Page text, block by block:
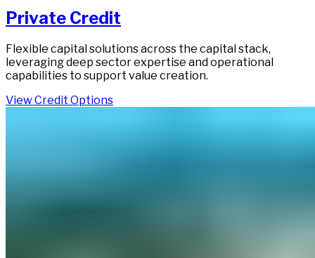
Private Credit​​​​‌ ‍ ​‍​‍‌‍ ‌ ​‍‌‍‍‌‌‍‌ ‌‍‍‌‌‍ ‍​‍​‍​ ‍‍​‍​‍‌ ​ ‌‍​‌‌‍ ‍‌‍‍‌‌ ‌​‌ ‍‌​‍ ‍‌‍‍‌‌‍ ​‍​‍​‍ ​​‍​‍‌‍‍​‌ ​‍‌‍‌‌‌‍‌‍​‍​‍​ ‍‍​‍​‍‌‍‍​‌ ‌​‌ ‌​‌ ​​‌ ​ ​ ‍‍​‍ ​‍ ‌‍ ​​‍ ‌‌‍​‌‌‍ ‍‌‍‌​​‍ ‌‌ ​‍​‍ ‌‌‍‍​‌‍ ‌ ‌​‌‍‌‌‌‍ ​‌ ​ ​‍ ‌‌ ​ ‌ ‌​‌ ‌‌‌‍‌​‌‍‍‌‌‍ ​‍ ‍‌ ‌‍‌‍‌‌‌ ​‍‌‍​ ‌‍‌‌‌‍ ​​‍ ‍‌‍​‌‌ ​​‌ ​​​‍ ‌‍‍‌‌‍ ‍‌ ‌​‌‍‌‌‌‍ ‍‌ ‌​​‍ ‌‍‌‌‌‍‌​‌‍‍‌‌ ‌​​‍ ‌‍ ‌‌‍ ‌‍‌​‌‍‌‌​ ‌‌ ​​‌ ​‍‌‍‌‌‌ ​ ‌‍‌‌‌‍ ‍‌ ‌​‌‍​‌‌ ‌​‌‍‍‌‌‍ ‌‍ ‍​ ‍ ‌‍‍‌‌‍‌​​ ‌​ ‌​​ ​​​ ‌‍‌‍​‍​ ‌‌‌‍​‍​ ‌‌​ ‌​​‍ ‌‌‍​‍​ ‌ ​ ‌‌​ ​‍​‍ ‌​ ‌​​ ‌ ​ ‌​​ ‌​​‍ ‌‌‍​‍​ ​​‌‍‌​‌‍​ ​‍ ‌‌‍‌‍‌‍​ ​ ‌‌‌‍​‌​ ​‍‌‍‌​​ ‌‍‌‍​‌‌‍‌‍‌‍​‌‌‍​‌​ ‌‌​ ‍ ‌ ‌​‌ ‍‌‌ ​​‌‍‌‌​ ‌‌‍​ ‌‍ ‌ ​‍‌ ​​‌‍ ‌ ​‍‌‍​‌‌ ‌​‌‍‌‌‌‌​​‌‍​‌‌‍‌ ‌‍‌‌​ ‍ ‌ ​​‌‍​‌‌ ‌​‌‍‍​​ ‌‌ ​​‌‍​‌‌‍‌ ‌‍‌‌‌​​‍‌ ‌‌‌‍‍‌‌‍ ​‌‍‌​‌‍‌‌‌ ​‍​‍‌‌​ ‌‌‌​​‍‌‌ ‌‍‍ ‌‍‌‌‌ ‍‌​‍‌‌​ ​ ‌​‌​​‍‌‌​ ​ ‌​‌​​‍‌‌​ ​‍​ ​‍‌‍​‌‌‍​‌​ ​‌​ ‍​​ ‌ ​ ‍​‌‍​‌​ ‍​​ ‌ ​ ​‌​ ​​​ ‌ ​‍‌‌​ ​‍​ ​‍​‍‌‌​ ‌‌‌​‌​​‍ ‍‌‍​ ‌‍​‌‌ ​‍‌‍‌​‌ ​ ​‍‌‌​ ‌‌‌​​‍‌‌ ‌‍‍ ‌‍‌‌‌ ‍‌​‍‌‌​ ​ ‌​‌​​‍‌‌​ ​ ‌​‌​​‍‌‌​ ​‍​ ​‍​ ​‌​ ​ ​ ‍‌‌‍‌‍‌‍​‍​ ​‌​ ‌‍​ ‍​‌‍‌‍​ ‍​​ ​ ​ ​​​‍‌‌​ ​‍​ ​‍​‍‌‌​ ‌‌‌​‌​​‍ ‍‌ ‌​‌‍‍‌‌ ‌​‌‍ ​‌‍‌‌​ ‌‍​‍‌‍​‌‌ ​ ‌‍‌‌‌‌‌‌‌ ​‍‌‍ ​​ ‌‌‍‍​‌ ‌​‌ ‌​‌ ​​‌ ​ ​‍‌‌​ ​ ‌​​‌​‍‌‌​ ​‍‌​‌‍​‍‌‌​ ​‍‌​‌‍‌‍ ​​‍ ‌‌‍​‌‌‍ ‍‌‍‌​​‍ ‌‌ ​‍​‍ ‌‌‍‍​‌‍ ‌ ‌​‌‍‌‌‌‍ ​‌ ​ ​‍ ‌‌ ​ ‌ ‌​‌ ‌‌‌‍‌​‌‍‍‌‌‍ ​‍ ‍‌ ‌‍‌‍‌‌‌ ​‍‌‍​ ‌‍‌‌‌‍ ​​‍ ‍‌‍​‌‌ ​​‌ ​​​‍‌‍‌‍‍‌‌‍‌​​ ‌​ ‌​​ ​​​ ‌‍‌‍​‍​ ‌‌‌‍​‍​ ‌‌​ ‌​​‍ ‌‌‍​‍​ ‌ ​ ‌‌​ ​‍​‍ ‌​ ‌​​ ‌ ​ ‌​​ ‌​​‍ ‌‌‍​‍​ ​​‌‍‌​‌‍​ ​‍ ‌‌‍‌‍‌‍​ ​ ‌‌‌‍​‌​ ​‍‌‍‌​​ ‌‍‌‍​‌‌‍‌‍‌‍​‌‌‍​‌​ ‌‌​‍‌‍‌ ‌​‌ ‍‌‌ ​​‌‍‌‌​ ‌‌‍​ ‌‍ ‌ ​‍‌ ​​‌‍ ‌ ​‍‌‍​‌‌ ‌​‌‍‌‌‌‌​​‌‍​‌‌‍‌ ‌‍‌‌​‍‌‍‌ ​​‌‍​‌‌ ‌​‌‍‍​​ ‌‌ ​​‌‍​‌‌‍‌ ‌‍‌‌‌​​‍‌ ‌‌‌‍‍‌‌‍ ​‌‍‌​‌‍‌‌‌ ​‍​‍‌‌​ ‌‌‌​​‍‌‌ ‌‍‍ ‌‍‌‌‌ ‍‌​‍‌‌​ ​ ‌​‌​​‍‌‌​ ​ ‌​‌​​‍‌‌​ ​‍​ ​‍‌‍​‌‌‍​‌​ ​‌​ ‍​​ ‌ ​ ‍​‌‍​‌​ ‍​​ ‌ ​ ​‌​ ​​​ ‌ ​‍‌‌​ ​‍​ ​‍​‍‌‌​ ‌‌‌​‌​​‍ ‍‌‍​ ‌‍​‌‌ ​‍‌‍‌​‌ ​ ​‍‌‌​ ‌‌‌​​‍‌‌ ‌‍‍ ‌‍‌‌‌ ‍‌​‍‌‌​ ​ ‌​‌​​‍‌‌​ ​ ‌​‌​​‍‌‌​ ​‍​ ​‍​ ​‌​ ​ ​ ‍‌‌‍‌‍‌‍​‍​ ​‌​ ‌‍​ ‍​‌‍‌‍​ ‍​​ ​ ​ ​​​‍‌‌​ ​‍​ ​‍​‍‌‌​ ‌‌‌​‌​​‍ ‍‌ ‌​‌‍‍‌‌ ‌​‌‍ ​‌‍‌‌​‍‌‍‌ ​​‌‍‌‌‌ ​‍‌ ​ ‌ ​​‌‍‌‌‌‍​ ‌ ‌​‌‍‍‌‌ ‌‍‌‍‌‌​ ‌‌ ​​‌ ‌‌‌‍​‍‌‍ ​‌‍‍‌‌ ​ ‌‍‍​‌‍‌‌‌‍‌​​‍​‍‌ ‌
Flexible capital solutions across the capital stack,
leveraging deep sector expertise and operational
capabilities to support value creation.​​​​‌ ‍ ​‍​‍‌‍ ‌ ​‍‌‍‍‌‌‍‌ ‌‍‍‌‌‍ ‍​‍​‍​ ‍‍​‍​‍‌ ​ ‌‍​‌‌‍ ‍‌‍‍‌‌ ‌​‌ ‍‌​‍ ‍‌‍‍‌‌‍ ​‍​‍​‍ ​​‍​‍‌‍‍​‌ ​‍‌‍‌‌‌‍‌‍​‍​‍​ ‍‍​‍​‍‌‍‍​‌ ‌​‌ ‌​‌ ​​‌ ​ ​ ‍‍​‍ ​‍ ‌‍ ​​‍ ‌‌‍​‌‌‍ ‍‌‍‌​​‍ ‌‌ ​‍​‍ ‌‌‍‍​‌‍ ‌ ‌​‌‍‌‌‌‍ ​‌ ​ ​‍ ‌‌ ​ ‌ ‌​‌ ‌‌‌‍‌​‌‍‍‌‌‍ ​‍ ‍‌ ‌‍‌‍‌‌‌ ​‍‌‍​ ‌‍‌‌‌‍ ​​‍ ‍‌‍​‌‌ ​​‌ ​​​‍ ‌‍‍‌‌‍ ‍‌ ‌​‌‍‌‌‌‍ ‍‌ ‌​​‍ ‌‍‌‌‌‍‌​‌‍‍‌‌ ‌​​‍ ‌‍ ‌‌‍ ‌‍‌​‌‍‌‌​ ‌‌ ​​‌ ​‍‌‍‌‌‌ ​ ‌‍‌‌‌‍ ‍‌ ‌​‌‍​‌‌ ‌​‌‍‍‌‌‍ ‌‍ ‍​ ‍ ‌‍‍‌‌‍‌​​ ‌​ ‌​​ ​​​ ‌‍‌‍​‍​ ‌‌‌‍​‍​ ‌‌​ ‌​​‍ ‌‌‍​‍​ ‌ ​ ‌‌​ ​‍​‍ ‌​ ‌​​ ‌ ​ ‌​​ ‌​​‍ ‌‌‍​‍​ ​​‌‍‌​‌‍​ ​‍ ‌‌‍‌‍‌‍​ ​ ‌‌‌‍​‌​ ​‍‌‍‌​​ ‌‍‌‍​‌‌‍‌‍‌‍​‌‌‍​‌​ ‌‌​ ‍ ‌ ‌​‌ ‍‌‌ ​​‌‍‌‌​ ‌‌‍​ ‌‍ ‌ ​‍‌ ​​‌‍ ‌ ​‍‌‍​‌‌ ‌​‌‍‌‌‌‌​​‌‍​‌‌‍‌ ‌‍‌‌​ ‍ ‌ ​​‌‍​‌‌ ‌​‌‍‍​​ ‌‌ ​​‌‍​‌‌‍‌ ‌‍‌‌‌​​‍‌ ‌‌‌‍‍‌‌‍ ​‌‍‌​‌‍‌‌‌ ​‍​‍‌‌​ ‌‌‌​​‍‌‌ ‌‍‍ ‌‍‌‌‌ ‍‌​‍‌‌​ ​ ‌​‌​​‍‌‌​ ​ ‌​‌​​‍‌‌​ ​‍​ ​‍‌‍​‌‌‍​‌​ ​‌​ ‍​​ ‌ ​ ‍​‌‍​‌​ ‍​​ ‌ ​ ​‌​ ​​​ ‌ ​‍‌‌​ ​‍​ ​‍​‍‌‌​ ‌‌‌​‌​​‍ ‍‌‍​ ‌‍​‌‌ ​‍‌‍‌​‌ ​ ​‍‌‌​ ‌‌‌​​‍‌‌ ‌‍‍ ‌‍‌‌‌ ‍‌​‍‌‌​ ​ ‌​‌​​‍‌‌​ ​ ‌​‌​​‍‌‌​ ​‍​ ​‍​ ​‌​ ​ ​ ‍‌‌‍‌‍‌‍​‍​ ​‌​ ‌‍​ ‍​‌‍‌‍​ ‍​​ ​ ​ ​​​‍‌‌​ ​‍​ ​‍​‍‌‌​ ‌‌‌​‌​​‍ ‍‌‍‌‌‌ ‍​‌‍​ ‌‍‌‌‌ ​‍‌ ​​‌ ‌​​ ‌‍​‍‌‍​‌‌ ​ ‌‍‌‌‌‌‌‌‌ ​‍‌‍ ​​ ‌‌‍‍​‌ ‌​‌ ‌​‌ ​​‌ ​ ​‍‌‌​ ​ ‌​​‌​‍‌‌​ ​‍‌​‌‍​‍‌‌​ ​‍‌​‌‍‌‍ ​​‍ ‌‌‍​‌‌‍ ‍‌‍‌​​‍ ‌‌ ​‍​‍ ‌‌‍‍​‌‍ ‌ ‌​‌‍‌‌‌‍ ​‌ ​ ​‍ ‌‌ ​ ‌ ‌​‌ ‌‌‌‍‌​‌‍‍‌‌‍ ​‍ ‍‌ ‌‍‌‍‌‌‌ ​‍‌‍​ ‌‍‌‌‌‍ ​​‍ ‍‌‍​‌‌ ​​‌ ​​​‍‌‍‌‍‍‌‌‍‌​​ ‌​ ‌​​ ​​​ ‌‍‌‍​‍​ ‌‌‌‍​‍​ ‌‌​ ‌​​‍ ‌‌‍​‍​ ‌ ​ ‌‌​ ​‍​‍ ‌​ ‌​​ ‌ ​ ‌​​ ‌​​‍ ‌‌‍​‍​ ​​‌‍‌​‌‍​ ​‍ ‌‌‍‌‍‌‍​ ​ ‌‌‌‍​‌​ ​‍‌‍‌​​ ‌‍‌‍​‌‌‍‌‍‌‍​‌‌‍​‌​ ‌‌​‍‌‍‌ ‌​‌ ‍‌‌ ​​‌‍‌‌​ ‌‌‍​ ‌‍ ‌ ​‍‌ ​​‌‍ ‌ ​‍‌‍​‌‌ ‌​‌‍‌‌‌‌​​‌‍​‌‌‍‌ ‌‍‌‌​‍‌‍‌ ​​‌‍​‌‌ ‌​‌‍‍​​ ‌‌ ​​‌‍​‌‌‍‌ ‌‍‌‌‌​​‍‌ ‌‌‌‍‍‌‌‍ ​‌‍‌​‌‍‌‌‌ ​‍​‍‌‌​ ‌‌‌​​‍‌‌ ‌‍‍ ‌‍‌‌‌ ‍‌​‍‌‌​ ​ ‌​‌​​‍‌‌​ ​ ‌​‌​​‍‌‌​ ​‍​ ​‍‌‍​‌‌‍​‌​ ​‌​ ‍​​ ‌ ​ ‍​‌‍​‌​ ‍​​ ‌ ​ ​‌​ ​​​ ‌ ​‍‌‌​ ​‍​ ​‍​‍‌‌​ ‌‌‌​‌​​‍ ‍‌‍​ ‌‍​‌‌ ​‍‌‍‌​‌ ​ ​‍‌‌​ ‌‌‌​​‍‌‌ ‌‍‍ ‌‍‌‌‌ ‍‌​‍‌‌​ ​ ‌​‌​​‍‌‌​ ​ ‌​‌​​‍‌‌​ ​‍​ ​‍​ ​‌​ ​ ​ ‍‌‌‍‌‍‌‍​‍​ ​‌​ ‌‍​ ‍​‌‍‌‍​ ‍​​ ​ ​ ​​​‍‌‌​ ​‍​ ​‍​‍‌‌​ ‌‌‌​‌​​‍ ‍‌‍‌‌‌ ‍​‌‍​ ‌‍‌‌‌ ​‍‌ ​​‌ ‌​​‍‌‍‌ ​​‌‍‌‌‌ ​‍‌ ​ ‌ ​​‌‍‌‌‌‍​ ‌ ‌​‌‍‍‌‌ ‌‍‌‍‌‌​ ‌‌ ​​‌ ‌‌‌‍​‍‌‍ ​‌‍‍‌‌ ​ ‌‍‍​‌‍‌‌‌‍‌​​‍​‍‌ ‌
View Credit Options​​​​‌ ‍ ​‍​‍‌‍ ‌ ​‍‌‍‍‌‌‍‌ ‌‍‍‌‌‍ ‍​‍​‍​ ‍‍​‍​‍‌ ​ ‌‍​‌‌‍ ‍‌‍‍‌‌ ‌​‌ ‍‌​‍ ‍‌‍‍‌‌‍ ​‍​‍​‍ ​​‍​‍‌‍‍​‌ ​‍‌‍‌‌‌‍‌‍​‍​‍​ ‍‍​‍​‍‌‍‍​‌ ‌​‌ ‌​‌ ​​‌ ​ ​ ‍‍​‍ ​‍ ‌‍ ​​‍ ‌‌‍​‌‌‍ ‍‌‍‌​​‍ ‌‌ ​‍​‍ ‌‌‍‍​‌‍ ‌ ‌​‌‍‌‌‌‍ ​‌ ​ ​‍ ‌‌ ​ ‌ ‌​‌ ‌‌‌‍‌​‌‍‍‌‌‍ ​‍ ‍‌ ‌‍‌‍‌‌‌ ​‍‌‍​ ‌‍‌‌‌‍ ​​‍ ‍‌‍​‌‌ ​​‌ ​​​‍ ‌‍‍‌‌‍ ‍‌ ‌​‌‍‌‌‌‍ ‍‌ ‌​​‍ ‌‍‌‌‌‍‌​‌‍‍‌‌ ‌​​‍ ‌‍ ‌‌‍ ‌‍‌​‌‍‌‌​ ‌‌ ​​‌ ​‍‌‍‌‌‌ ​ ‌‍‌‌‌‍ ‍‌ ‌​‌‍​‌‌ ‌​‌‍‍‌‌‍ ‌‍ ‍​ ‍ ‌‍‍‌‌‍‌​​ ‌​ ‌​​ ​​​ ‌‍‌‍​‍​ ‌‌‌‍​‍​ ‌‌​ ‌​​‍ ‌‌‍​‍​ ‌ ​ ‌‌​ ​‍​‍ ‌​ ‌​​ ‌ ​ ‌​​ ‌​​‍ ‌‌‍​‍​ ​​‌‍‌​‌‍​ ​‍ ‌‌‍‌‍‌‍​ ​ ‌‌‌‍​‌​ ​‍‌‍‌​​ ‌‍‌‍​‌‌‍‌‍‌‍​‌‌‍​‌​ ‌‌​ ‍ ‌ ‌​‌ ‍‌‌ ​​‌‍‌‌​ ‌‌‍​ ‌‍ ‌ ​‍‌ ​​‌‍ ‌ ​‍‌‍​‌‌ ‌​‌‍‌‌‌‌​​‌‍​‌‌‍‌ ‌‍‌‌​ ‍ ‌ ​​‌‍​‌‌ ‌​‌‍‍​​ ‌‌ ​​‌‍​‌‌‍‌ ‌‍‌‌‌​​‍‌ ‌‌‌‍‍‌‌‍ ​‌‍‌​‌‍‌‌‌ ​‍​‍‌‌​ ‌‌‌​​‍‌‌ ‌‍‍ ‌‍‌‌‌ ‍‌​‍‌‌​ ​ ‌​‌​​‍‌‌​ ​ ‌​‌​​‍‌‌​ ​‍​ ​‍‌‍​‌‌‍​‌​ ​‌​ ‍​​ ‌ ​ ‍​‌‍​‌​ ‍​​ ‌ ​ ​‌​ ​​​ ‌ ​‍‌‌​ ​‍​ ​‍​‍‌‌​ ‌‌‌​‌​​‍ ‍‌‍​ ‌‍​‌‌ ​‍‌‍‌​‌ ​ ​‍‌‌​ ‌‌‌​​‍‌‌ ‌‍‍ ‌‍‌‌‌ ‍‌​‍‌‌​ ​ ‌​‌​​‍‌‌​ ​ ‌​‌​​‍‌‌​ ​‍​ ​‍​ ​‌​ ​ ​ ‍‌‌‍‌‍‌‍​‍​ ​‌​ ‌‍​ ‍​‌‍‌‍​ ‍​​ ​ ​ ​​​‍‌‌​ ​‍​ ​‍​‍‌‌​ ‌‌‌​‌​​‍ ‍‌‍​ ‌ ‌​‌‍​‌​‍ ‍‌‍ ​‌‍​‌‌‍​‍‌‍‌‌‌‍ ​​ ‌‍​‍‌‍​‌‌ ​ ‌‍‌‌‌‌‌‌‌ ​‍‌‍ ​​ ‌‌‍‍​‌ ‌​‌ ‌​‌ ​​‌ ​ ​‍‌‌​ ​ ‌​​‌​‍‌‌​ ​‍‌​‌‍​‍‌‌​ ​‍‌​‌‍‌‍ ​​‍ ‌‌‍​‌‌‍ ‍‌‍‌​​‍ ‌‌ ​‍​‍ ‌‌‍‍​‌‍ ‌ ‌​‌‍‌‌‌‍ ​‌ ​ ​‍ ‌‌ ​ ‌ ‌​‌ ‌‌‌‍‌​‌‍‍‌‌‍ ​‍ ‍‌ ‌‍‌‍‌‌‌ ​‍‌‍​ ‌‍‌‌‌‍ ​​‍ ‍‌‍​‌‌ ​​‌ ​​​‍‌‍‌‍‍‌‌‍‌​​ ‌​ ‌​​ ​​​ ‌‍‌‍​‍​ ‌‌‌‍​‍​ ‌‌​ ‌​​‍ ‌‌‍​‍​ ‌ ​ ‌‌​ ​‍​‍ ‌​ ‌​​ ‌ ​ ‌​​ ‌​​‍ ‌‌‍​‍​ ​​‌‍‌​‌‍​ ​‍ ‌‌‍‌‍‌‍​ ​ ‌‌‌‍​‌​ ​‍‌‍‌​​ ‌‍‌‍​‌‌‍‌‍‌‍​‌‌‍​‌​ ‌‌​‍‌‍‌ ‌​‌ ‍‌‌ ​​‌‍‌‌​ ‌‌‍​ ‌‍ ‌ ​‍‌ ​​‌‍ ‌ ​‍‌‍​‌‌ ‌​‌‍‌‌‌‌​​‌‍​‌‌‍‌ ‌‍‌‌​‍‌‍‌ ​​‌‍​‌‌ ‌​‌‍‍​​ ‌‌ ​​‌‍​‌‌‍‌ ‌‍‌‌‌​​‍‌ ‌‌‌‍‍‌‌‍ ​‌‍‌​‌‍‌‌‌ ​‍​‍‌‌​ ‌‌‌​​‍‌‌ ‌‍‍ ‌‍‌‌‌ ‍‌​‍‌‌​ ​ ‌​‌​​‍‌‌​ ​ ‌​‌​​‍‌‌​ ​‍​ ​‍‌‍​‌‌‍​‌​ ​‌​ ‍​​ ‌ ​ ‍​‌‍​‌​ ‍​​ ‌ ​ ​‌​ ​​​ ‌ ​‍‌‌​ ​‍​ ​‍​‍‌‌​ ‌‌‌​‌​​‍ ‍‌‍​ ‌‍​‌‌ ​‍‌‍‌​‌ ​ ​‍‌‌​ ‌‌‌​​‍‌‌ ‌‍‍ ‌‍‌‌‌ ‍‌​‍‌‌​ ​ ‌​‌​​‍‌‌​ ​ ‌​‌​​‍‌‌​ ​‍​ ​‍​ ​‌​ ​ ​ ‍‌‌‍‌‍‌‍​‍​ ​‌​ ‌‍​ ‍​‌‍‌‍​ ‍​​ ​ ​ ​​​‍‌‌​ ​‍​ ​‍​‍‌‌​ ‌‌‌​‌​​‍ ‍‌‍​ ‌ ‌​‌‍​‌​‍ ‍‌‍ ​‌‍​‌‌‍​‍‌‍‌‌‌‍ ​​‍‌‍‌ ​​‌‍‌‌‌ ​‍‌ ​ ‌ ​​‌‍‌‌‌‍​ ‌ ‌​‌‍‍‌‌ ‌‍‌‍‌‌​ ‌‌ ​​‌ ‌‌‌‍​‍‌‍ ​‌‍‍‌‌ ​ ‌‍‍​‌‍‌‌‌‍‌​​‍​‍‌ ‌